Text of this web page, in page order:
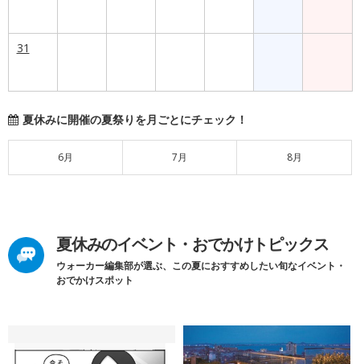
31
夏休みに開催の夏祭りを月ごとにチェック！
6月 7月 8月
夏休みのイベント・おでかけトピックス
ウォーカー編集部が選ぶ、この夏におすすめしたい旬なイベント・
おでかけスポット